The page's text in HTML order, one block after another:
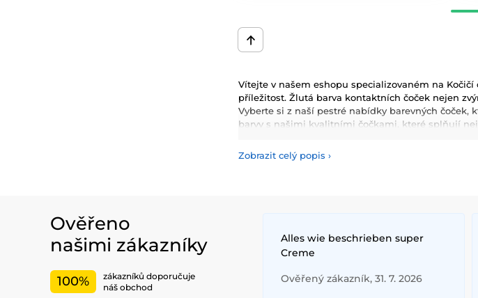
Vítejte v našem eshopu specializovaném na
příležitost. Žlutá barva kontaktních čoček nejen
Vyberte si z naší pestré nabídky barevných čoček,
barvy s našimi kvalitními čočkami, které splňují
Zobrazit celý popis ›
Ověřeno
našimi zákazníky
100%
zákazníků doporučuje
náš obchod
Alles wie beschrieben super
Creme
Ověřený zákazník, 31. 7. 2026